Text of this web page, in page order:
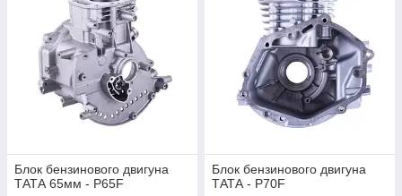
Блок бензинового двигуна
ТАТА 65мм - P65F
Блок бензинового двигуна
ТАТА - P70F